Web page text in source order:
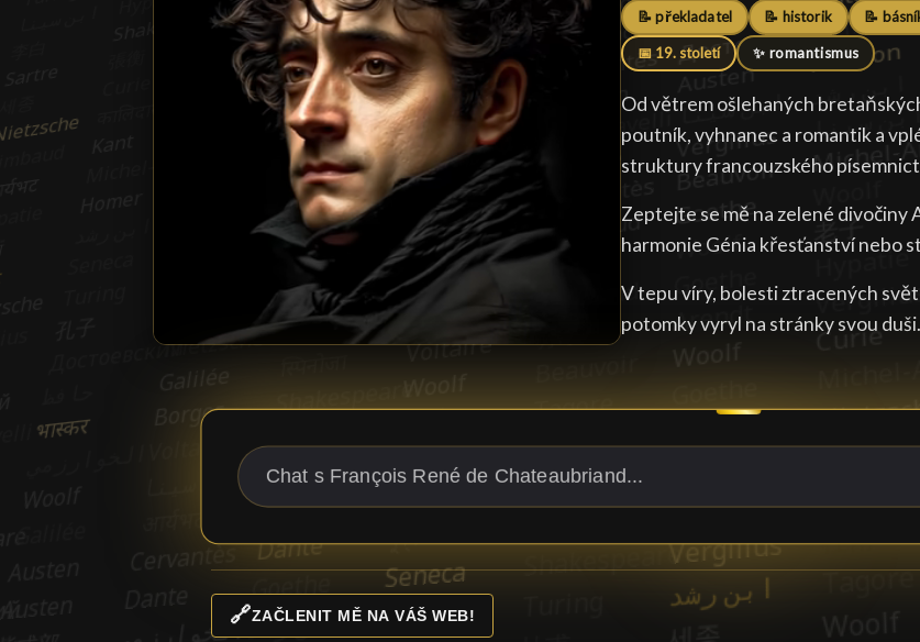
📝 překladatel 📝 historik 📝
📅 19. století ✨ romantismus
Od větrem ošlehaných
poutník, vyhnanec a romantik a
struktury francouzského
Zeptejte se mě na zelené divočiny
harmonie Génia křesťanství nebo
V tepu víry, bolesti ztracených
potomky vyryl na stránky svou duši.
🔗ZAČLENIT MĚ NA VÁŠ WEB!